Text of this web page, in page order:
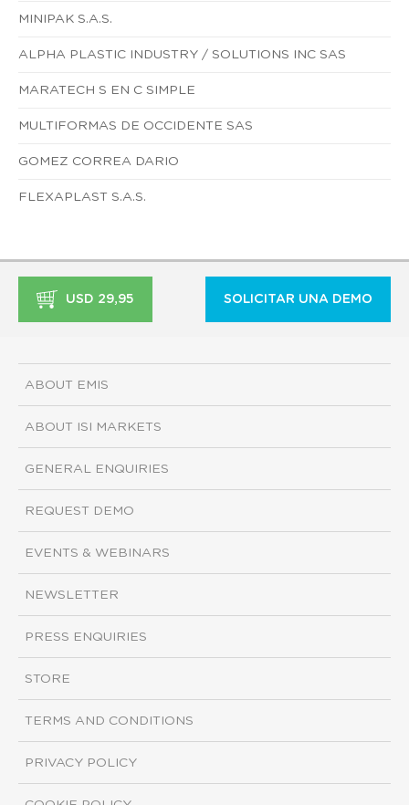
MINIPAK S.A.S.
ALPHA PLASTIC INDUSTRY / SOLUTIONS INC SAS
MARATECH S EN C SIMPLE
MULTIFORMAS DE OCCIDENTE SAS
GOMEZ CORREA DARIO
FLEXAPLAST S.A.S.
USD 29,95 SOLICITAR UNA DEMO
ABOUT EMIS
ABOUT ISI MARKETS
GENERAL ENQUIRIES
REQUEST DEMO
EVENTS & WEBINARS
NEWSLETTER
PRESS ENQUIRIES
STORE
TERMS AND CONDITIONS
PRIVACY POLICY